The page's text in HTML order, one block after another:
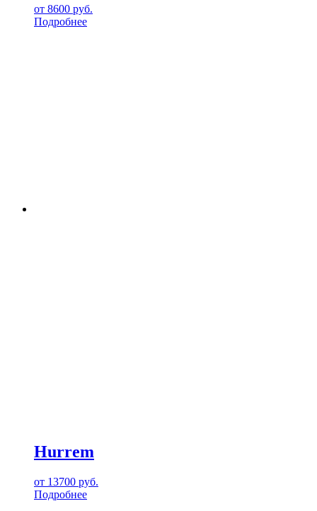
от 8600 руб.
Подробнее
Hurrem
от 13700 руб.
Подробнее